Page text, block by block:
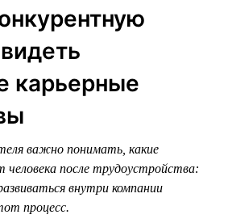
карьерные
важно понимать, какие
после трудоустройства:
внутри компании
процесс.